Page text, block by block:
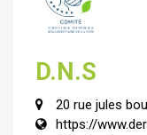
D.N.S
20 rue jules
https://